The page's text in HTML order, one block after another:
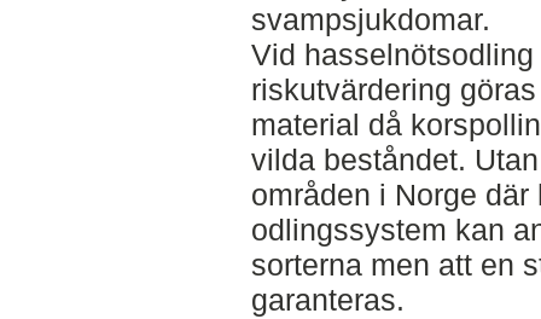
svampsjukdomar.
Vid
riskutvärdering
material då
vilda beståndet.
områden i Norge
odlingssystem kan
sorterna men att en
garanteras.